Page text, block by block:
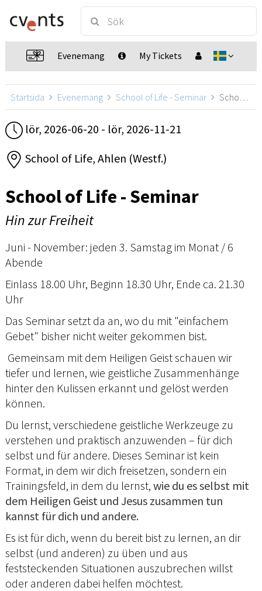
Evenemang My Tickets
Startsida Evenemang School of Life - Seminar School of Life - Seminar, Ahlen (Westf.)
lör, 2026-06-20 - lör, 2026-11-21
School of Life, Ahlen (Westf.)
School of Life - Seminar
Hin zur Freiheit
Juni - November: jeden 3. Samstag im Monat / 6
Abende
Einlass 18.00 Uhr, Beginn 18.30 Uhr, Ende ca. 21.30
Uhr
Das Seminar setzt da an, wo du mit "einfachem
Gebet" bisher nicht weiter gekommen bist.
Gemeinsam mit dem Heiligen Geist schauen wir
tiefer und lernen, wie geistliche Zusammenhänge
hinter den Kulissen erkannt und gelöst werden
können.
Du lernst, verschiedene geistliche Werkzeuge zu
verstehen und praktisch anzuwenden – für dich
selbst und für andere. Dieses Seminar ist kein
Format, in dem wir dich freisetzen, sondern ein
Trainingsfeld, in dem du lernst, wie du es selbst mit
dem Heiligen Geist und Jesus zusammen tun
kannst für dich und andere.
Es ist für dich, wenn du bereit bist zu lernen, an dir
selbst (und anderen) zu üben und aus
feststeckenden Situationen auszubrechen willst
oder anderen dabei helfen möchtest.